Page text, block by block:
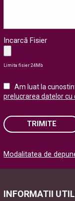
Incarcă Fisier
Limita fisier 24Mb
Am luat la
prelucrarea datelor cu
TRIMITE
Please
empty.
Modalitatea de
INFORMATII